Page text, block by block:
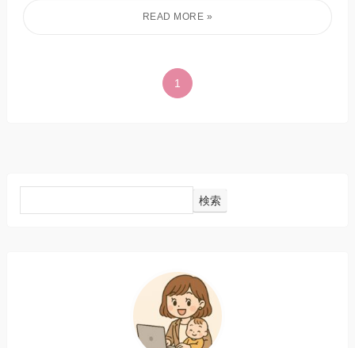
1
検索